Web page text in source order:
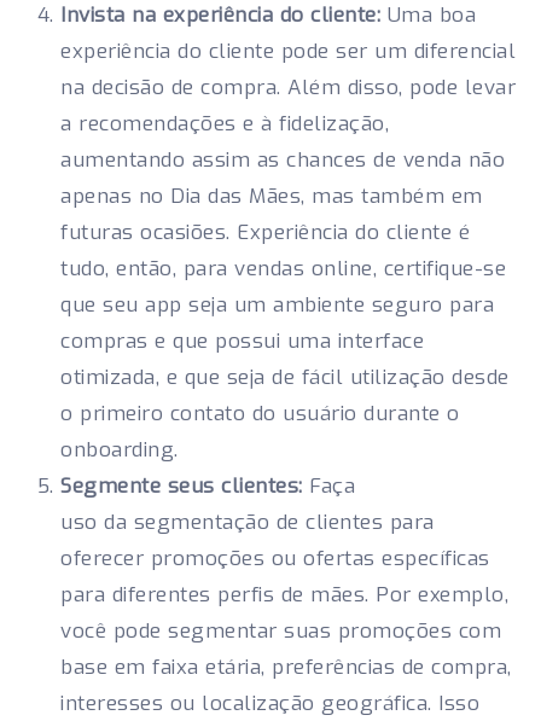
Invista na experiência do cliente: Uma boa
experiência do cliente pode ser um diferencial
na decisão de compra. Além disso, pode levar
a recomendações e à fidelização,
aumentando assim as chances de venda não
apenas no Dia das Mães, mas também em
futuras ocasiões. Experiência do cliente é
tudo, então, para vendas online, certifique-se
que seu app seja um ambiente seguro para
compras e que possui uma interface
otimizada, e que seja de fácil utilização desde
o primeiro contato do usuário durante o
onboarding.
Segmente seus clientes: Faça
uso da segmentação de clientes para
oferecer promoções ou ofertas específicas
para diferentes perfis de mães. Por exemplo,
você pode segmentar suas promoções com
base em faixa etária, preferências de compra,
interesses ou localização geográfica. Isso